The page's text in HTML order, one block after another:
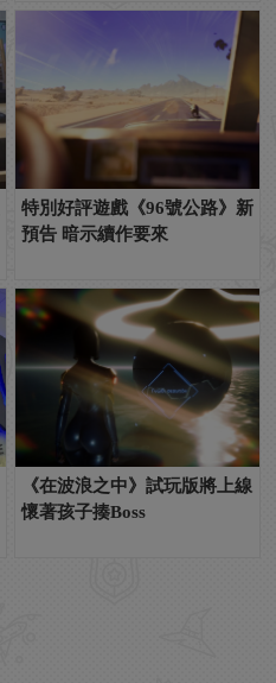
特別好評遊戲《96號公路》新
預告 暗示續作要來
《在波浪之中》試玩版將上線
懷著孩子揍Boss